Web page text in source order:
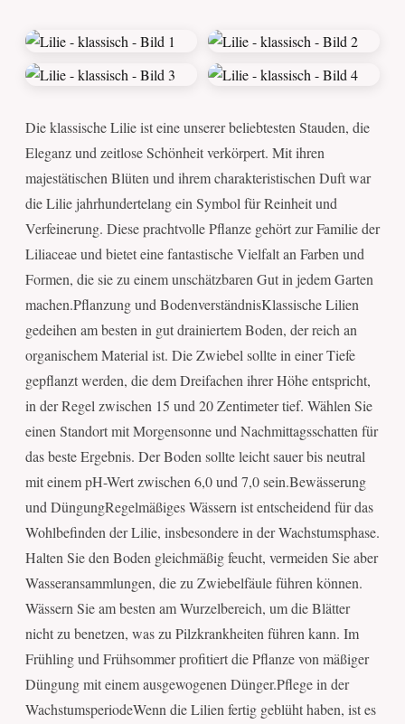
Die klassische Lilie ist eine unserer beliebtesten Stauden, die
Eleganz und zeitlose Schönheit verkörpert. Mit ihren
majestätischen Blüten und ihrem charakteristischen Duft war
die Lilie jahrhundertelang ein Symbol für Reinheit und
Verfeinerung. Diese prachtvolle Pflanze gehört zur Familie der
Liliaceae und bietet eine fantastische Vielfalt an Farben und
Formen, die sie zu einem unschätzbaren Gut in jedem Garten
machen.Pflanzung und BodenverständnisKlassische Lilien
gedeihen am besten in gut drainiertem Boden, der reich an
organischem Material ist. Die Zwiebel sollte in einer Tiefe
gepflanzt werden, die dem Dreifachen ihrer Höhe entspricht,
in der Regel zwischen 15 und 20 Zentimeter tief. Wählen Sie
einen Standort mit Morgensonne und Nachmittagsschatten für
das beste Ergebnis. Der Boden sollte leicht sauer bis neutral
mit einem pH-Wert zwischen 6,0 und 7,0 sein.Bewässerung
und DüngungRegelmäßiges Wässern ist entscheidend für das
Wohlbefinden der Lilie, insbesondere in der Wachstumsphase.
Halten Sie den Boden gleichmäßig feucht, vermeiden Sie aber
Wasseransammlungen, die zu Zwiebelfäule führen können.
Wässern Sie am besten am Wurzelbereich, um die Blätter
nicht zu benetzen, was zu Pilzkrankheiten führen kann. Im
Frühling und Frühsommer profitiert die Pflanze von mäßiger
Düngung mit einem ausgewogenen Dünger.Pflege in der
WachstumsperiodeWenn die Lilien fertig geblüht haben, ist es